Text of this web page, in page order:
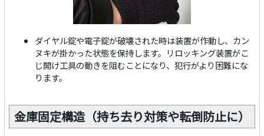
ダイヤル錠や電子錠が破壊された時は装置が作動し、カン
ヌキが掛かった状態を保持します。リロッキング装置がこ
じ開け工具の動きを阻むことになり、犯行がより困難にな
ります。
金庫固定構造（持ち去り対策や転倒防止に）